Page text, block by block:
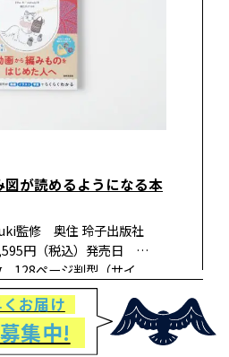
が読めるようになる本
監修 奥住 玲子出版社
円（税込）発売日
128ページ判型（サイ
4-537- 22263-0書籍紹
、動画・写真・イラ…
お届け
集中!